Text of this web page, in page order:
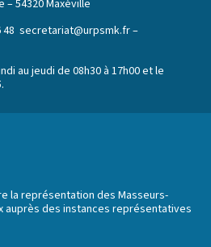
– 54320 Maxéville
48 secretariat@urpsmk.fr –
au jeudi de 08h30 à 17h00 et le
la représentation des Masseurs-
auprès des instances représentatives